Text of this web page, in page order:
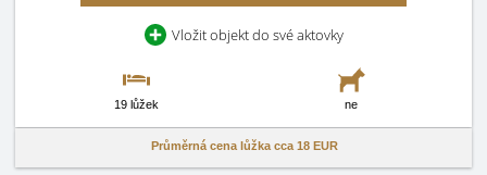
Vložit objekt do své aktovky
19 lůžek ne
Průměrná cena lůžka cca 18 EUR